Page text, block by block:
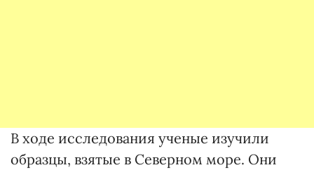
В ходе исследования ученые изучили
образцы, взятые в Северном море. Они